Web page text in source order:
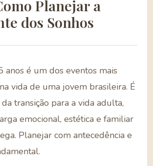
Planejar a
dos Sonhos
anos é um dos eventos mais
vida de uma jovem brasileira. É
transição para a vida adulta,
emocional, estética e familiar
Planejar com antecedência e